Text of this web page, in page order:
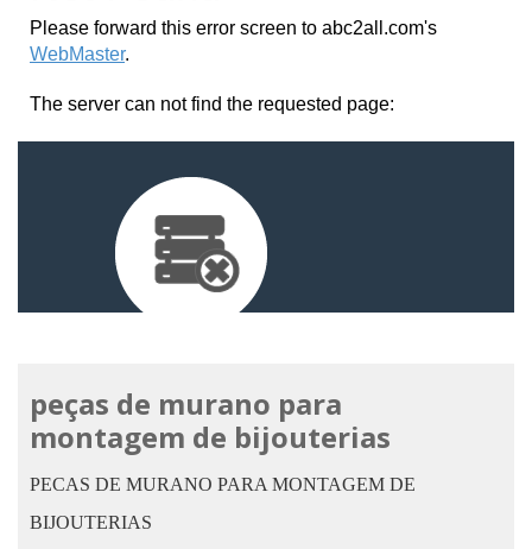
peças de murano para
montagem de bijouterias
PECAS DE MURANO PARA MONTAGEM DE
BIJOUTERIAS